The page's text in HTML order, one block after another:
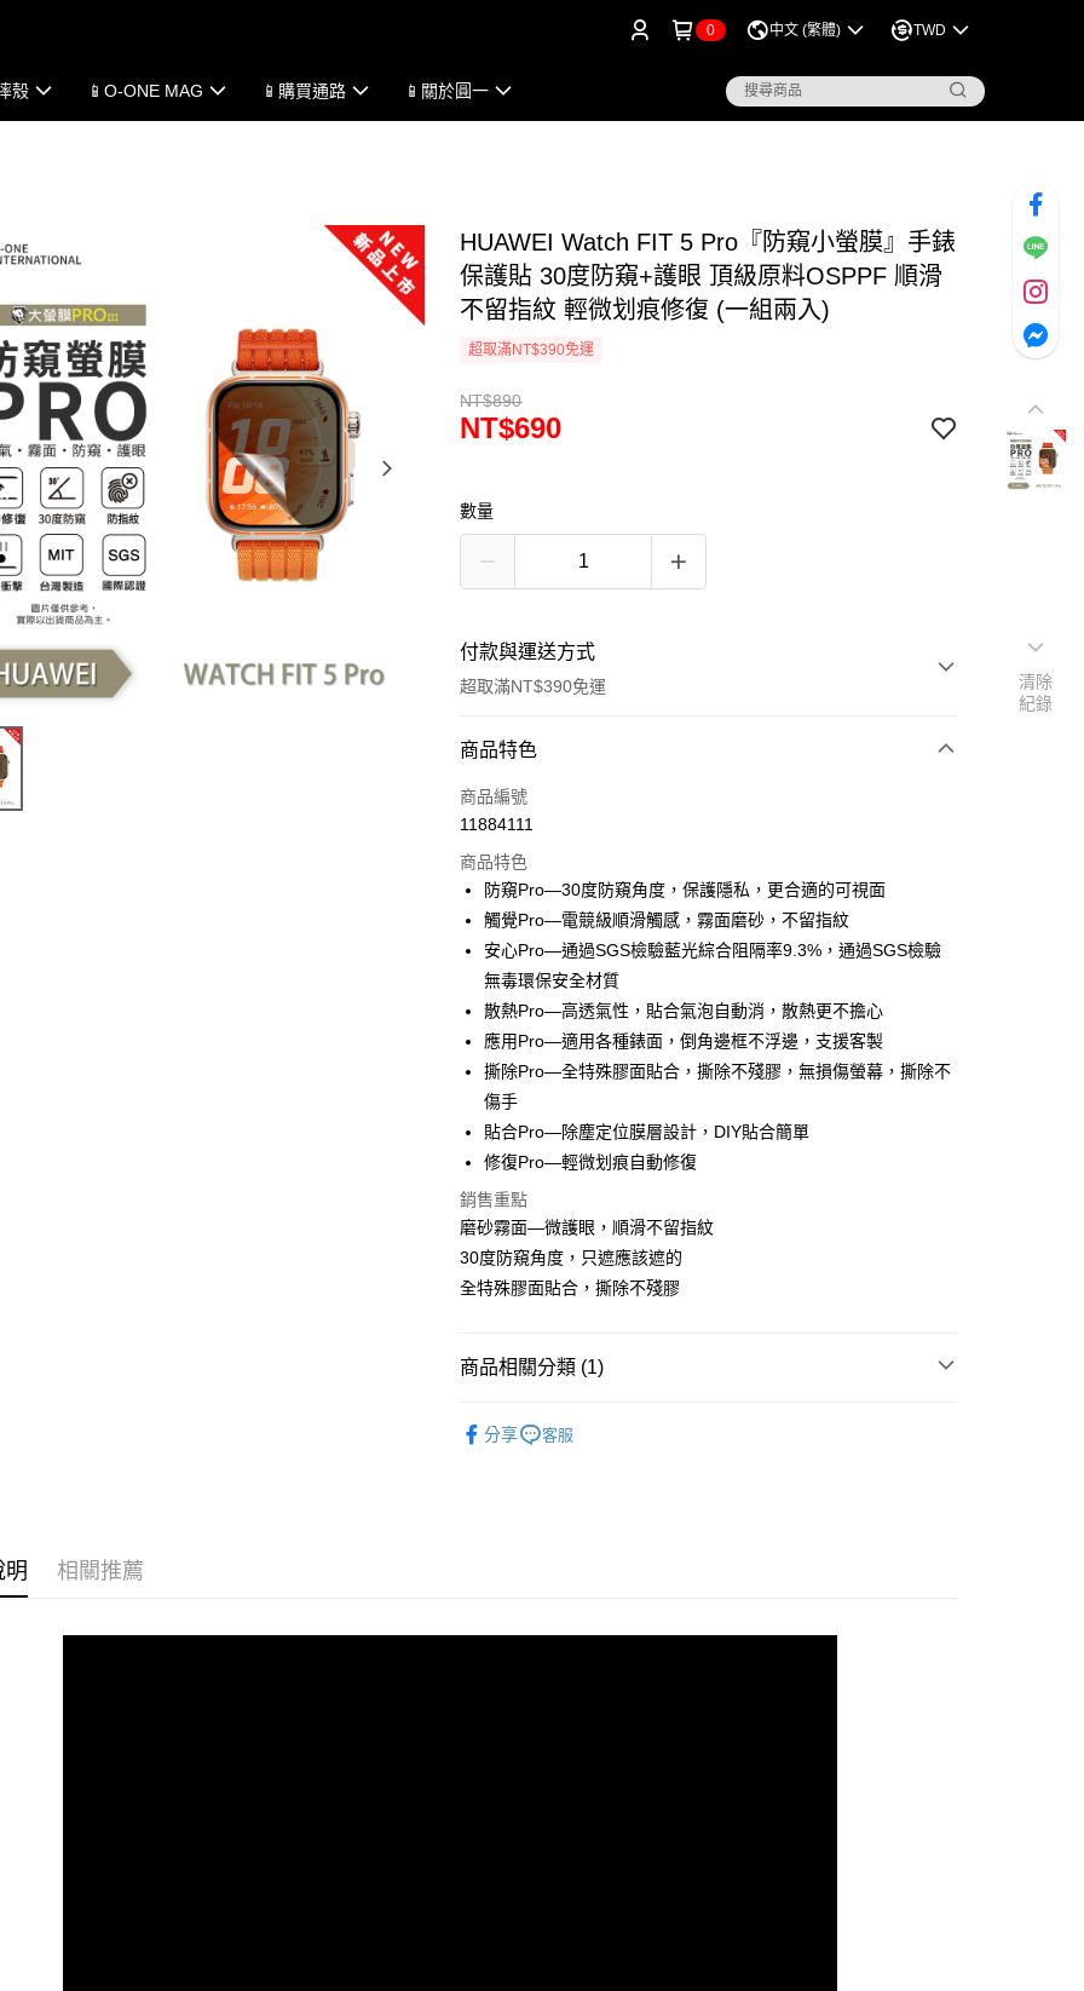
0 中文 (繁體) TWD
殼 📱O-ONE MAG 📱購買通路 📱關於圓一
HUAWEI Watch FIT 5 Pro『防窺小螢膜』手錶
保護貼 30度防窺+護眼 頂級原料OSPPF 順滑
不留指紋 輕微划痕修復 (一組兩入)
超取滿NT$390免運
NT$890
NT$690
數量
付款與運送方式
超取滿NT$390免運
付款方式
信用卡一次付款
LINE Pay
Apple Pay
街口支付
悠遊付
全盈+PAY
運送方式
每筆NT$60，滿NT$390(含以上)免運費
7-11取貨付款
每筆NT$60，滿NT$390(含以上)免運費
每筆NT$55，滿NT$390(含以上)免運費
商品特色
商品編號
11884111
商品特色
防窺Pro—30度防窺角度，保護隱私，更合適的可視面
觸覺Pro—電競級順滑觸感，霧面磨砂，不留指紋
安心Pro—通過SGS檢驗藍光綜合阻隔率9.3%，通過SGS檢驗
無毒環保安全材質
散熱Pro—高透氣性，貼合氣泡自動消，散熱更不擔心
應用Pro—適用各種錶面，倒角邊框不浮邊，支援客製
撕除Pro—全特殊膠面貼合，撕除不殘膠，無損傷螢幕，撕除不
傷手
貼合Pro—除塵定位膜層設計，DIY貼合簡單
修復Pro—輕微划痕自動修復
銷售重點
磨砂霧面—微護眼，順滑不留指紋
30度防窺角度，只遮應該遮的
全特殊膠面貼合，撕除不殘膠
商品相關分類 (1)
分享
客服
明 相關推薦
清除
紀錄